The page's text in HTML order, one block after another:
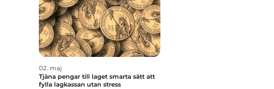
02. maj
Tjäna pengar till laget smarta sätt att
fylla lagkassan utan stress